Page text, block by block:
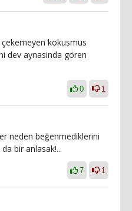
kokusmus
dev aynasinda gören
0 1
neden beğenmediklerini
bir anlasak!...
7 1